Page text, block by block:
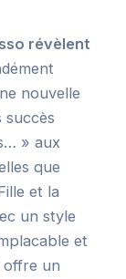
révèlent
nouvelle
succès
» aux
que
et la
un style
et
offre un